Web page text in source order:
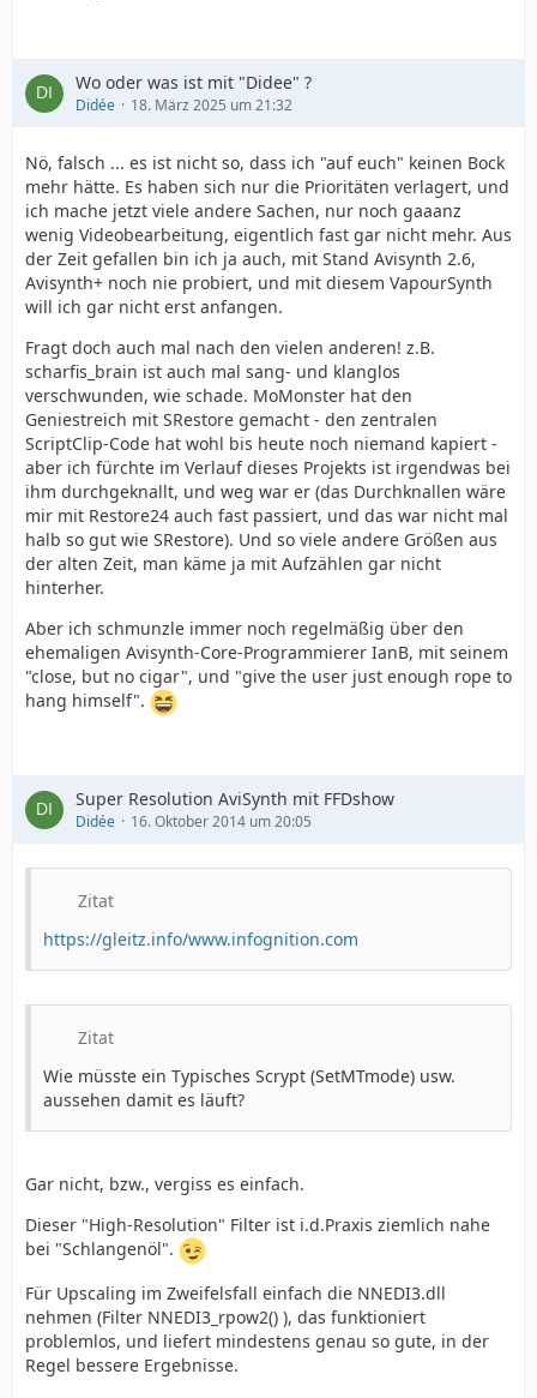
Wo oder was ist mit "Didee" ?
Didée 18. März 2025 um 21:32
Nö, falsch ... es ist nicht so, dass ich "auf euch" keinen Bock
mehr hätte. Es haben sich nur die Prioritäten verlagert, und
ich mache jetzt viele andere Sachen, nur noch gaaanz
wenig Videobearbeitung, eigentlich fast gar nicht mehr. Aus
der Zeit gefallen bin ich ja auch, mit Stand Avisynth 2.6,
Avisynth+ noch nie probiert, und mit diesem VapourSynth
will ich gar nicht erst anfangen.
Fragt doch auch mal nach den vielen anderen! z.B.
scharfis_brain ist auch mal sang- und klanglos
verschwunden, wie schade. MoMonster hat den
Geniestreich mit SRestore gemacht - den zentralen
ScriptClip-Code hat wohl bis heute noch niemand kapiert -
aber ich fürchte im Verlauf dieses Projekts ist irgendwas bei
ihm durchgeknallt, und weg war er (das Durchknallen wäre
mir mit Restore24 auch fast passiert, und das war nicht mal
halb so gut wie SRestore). Und so viele andere Größen aus
der alten Zeit, man käme ja mit Aufzählen gar nicht
hinterher.
Aber ich schmunzle immer noch regelmäßig über den
ehemaligen Avisynth-Core-Programmierer IanB, mit seinem
"close, but no cigar", und "give the user just enough rope to
hang himself".
Super Resolution AviSynth mit FFDshow
Didée 16. Oktober 2014 um 20:05
Zitat
https://gleitz.info/www.infognition.com
Zitat
Wie müsste ein Typisches Scrypt (SetMTmode) usw.
aussehen damit es läuft?
Gar nicht, bzw., vergiss es einfach.
Dieser "High-Resolution" Filter ist i.d.Praxis ziemlich nahe
bei "Schlangenöl".
Für Upscaling im Zweifelsfall einfach die NNEDI3.dll
nehmen (Filter NNEDI3_rpow2() ), das funktioniert
problemlos, und liefert mindestens genau so gute, in der
Regel bessere Ergebnisse.